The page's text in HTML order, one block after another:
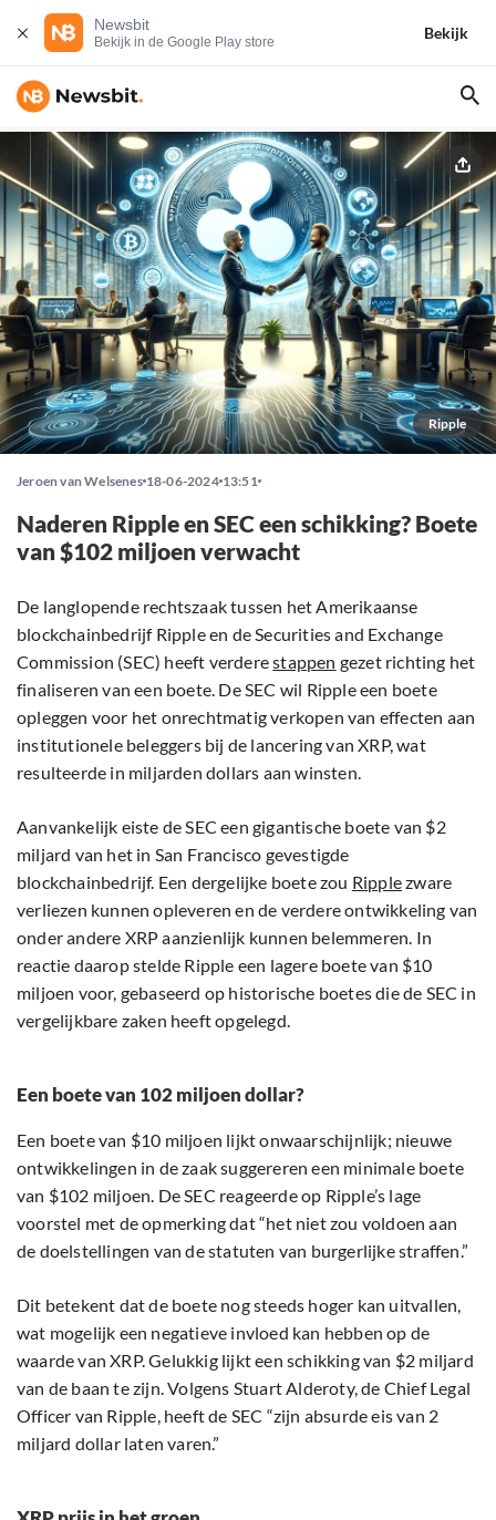
Newsbit
Bekijk in de Google Play store
Bekijk
Ripple
Jeroen van Welsenes 18-06-2024 13:51
Naderen Ripple en SEC een schikking? Boete
van $102 miljoen verwacht
De langlopende rechtszaak tussen het Amerikaanse
blockchainbedrijf Ripple en de Securities and Exchange
Commission (SEC) heeft verderestappen gezet richting het
finaliseren van een boete. De SEC wil Ripple een boete
opleggen voor het onrechtmatig verkopen van effecten aan
institutionele beleggers bij de lancering van XRP, wat
resulteerde in miljarden dollars aan winsten.
Aanvankelijk eiste de SEC een gigantische boete van $2
miljard van het in San Francisco gevestigde
blockchainbedrijf. Een dergelijke boete zou Ripplezware
verliezen kunnen opleveren en de verdere ontwikkeling van
onder andere XRP aanzienlijk kunnen belemmeren. In
reactie daarop stelde Ripple een lagere boete van $10
miljoen voor, gebaseerd op historische boetes die de SEC in
vergelijkbare zaken heeft opgelegd.
Een boete van 102 miljoen dollar?
Een boete van $10 miljoen lijkt onwaarschijnlijk; nieuwe
ontwikkelingen in de zaak suggereren een minimale boete
van $102 miljoen. De SEC reageerde op Ripple’s lage
voorstel met de opmerking dat “het niet zou voldoen aan
de doelstellingen van de statuten van burgerlijke straffen.”
Dit betekent dat de boete nog steeds hoger kan uitvallen,
wat mogelijk een negatieve invloed kan hebben op de
waarde van XRP. Gelukkig lijkt een schikking van $2 miljard
van de baan te zijn. Volgens Stuart Alderoty, de Chief Legal
Officer van Ripple, heeft de SEC “zijn absurde eis van 2
miljard dollar laten varen.”